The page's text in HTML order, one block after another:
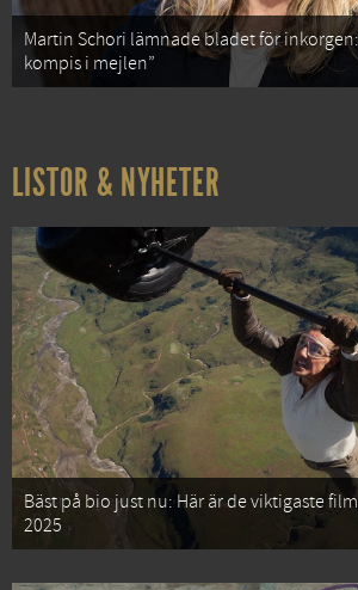
Martin Schori lämnade bladet för inkorgen:
kompis i mejlen”
LISTOR & NYHETER
Bäst på bio just nu: Här är de viktigaste
2025